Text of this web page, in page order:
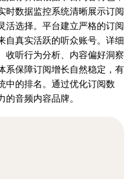
时数据监控系统清晰展示订阅
活选择。平台建立严格的订阅
自真实活跃的听众账号。详细
收听行为分析、内容偏好洞察
系保障订阅增长自然稳定，有
中的排名。通过优化订阅数
音频内容品牌。